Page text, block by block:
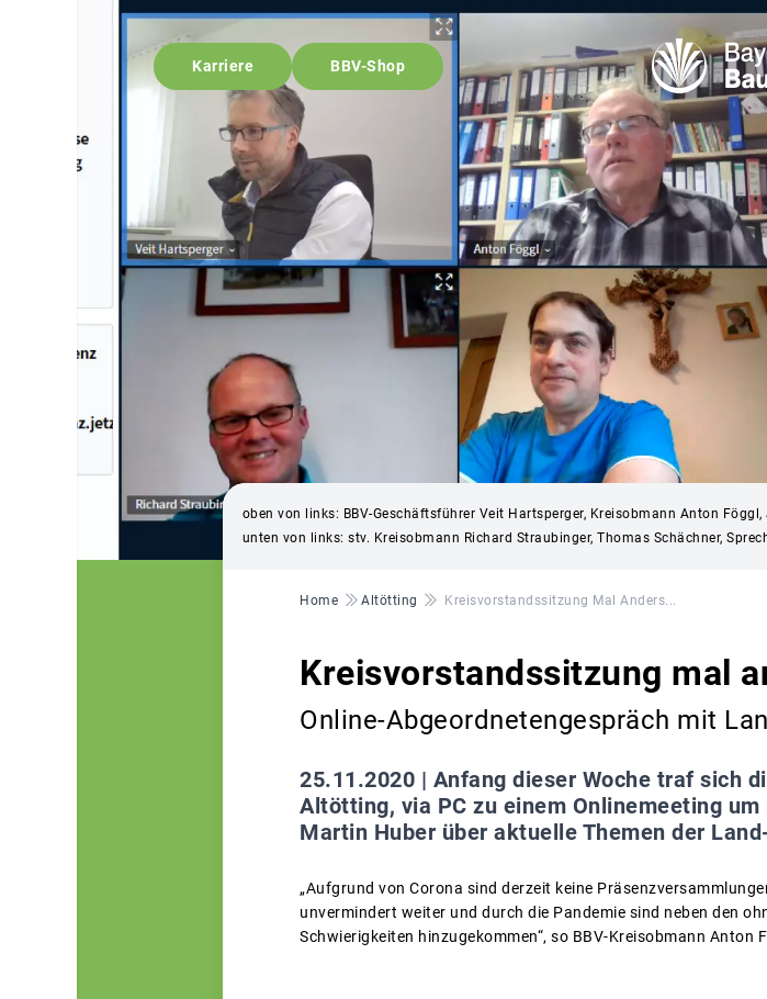
Karriere BBV-Shop
oben von links: BBV-Geschäftsführer Veit Hartsperger, Kreisobmann Anton
unten von links: stv. Kreisobmann Richard Straubinger, Thomas Schächner,
Pfadnavigation
Home Altötting Kreisvorstandssitzung Mal Anders...
Kreisvorstandssitzung mal
Online-Abgeordnetengespräch mit
25.11.2020 | Anfang dieser Woche traf sich
Altötting, via PC zu einem Onlinemeeting
Martin Huber über aktuelle Themen der
„Aufgrund von Corona sind derzeit keine
unvermindert weiter und durch die Pandemie sind neben den
Schwierigkeiten hinzugekommen“, so BBV-Kreisobmann Anton